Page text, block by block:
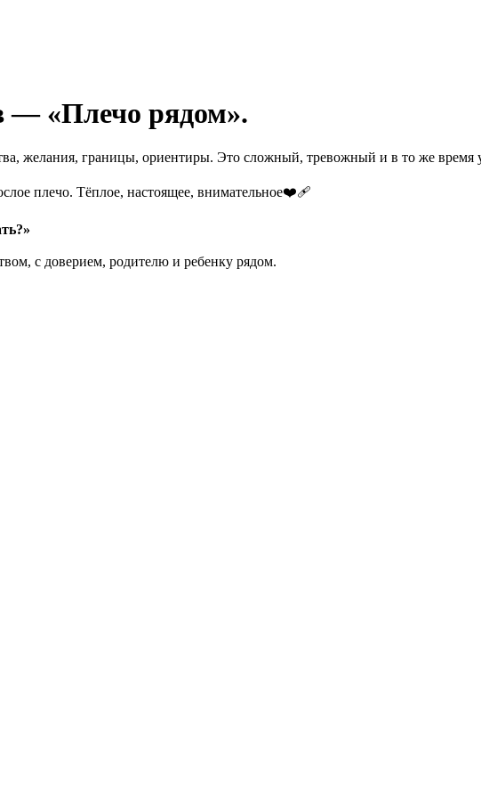
— «Плечо рядом».
желания, границы, ориентиры. Это сложный, тревожный и в то же
плечо. Тёплое, настоящее, внимательное❤️‍🩹
с доверием, родителю и ребенку рядом.